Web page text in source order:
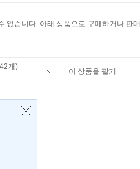
없습니다. 아래 상품으로 구매하거나 판매
개)
이 상품을 팔기